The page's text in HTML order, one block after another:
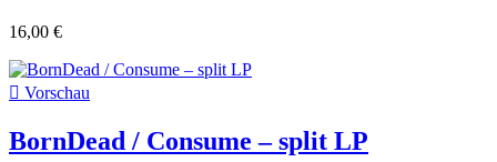
16,00 €
 Vorschau
BornDead / Consume ‎– split LP